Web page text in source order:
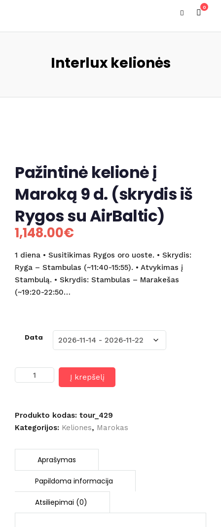
0
Interlux kelionės
Pažintinė kelionė į
Maroką 9 d. (skrydis iš
Rygos su AirBaltic)
1,148.00€
1 diena • Susitikimas Rygos oro uoste. • Skrydis:
Ryga – Stambulas (~11:40-15:55). • Atvykimas į
Stambulą. • Skrydis: Stambulas – Marakešas
(~19:20-22:50…
Data
produkto
kiekis:
į
Maroką
d.
(skrydis
iš
su
AirBaltic)
Į krepšelį
Produkto kodas: tour_429
Kategorijos: Keliones, Marokas